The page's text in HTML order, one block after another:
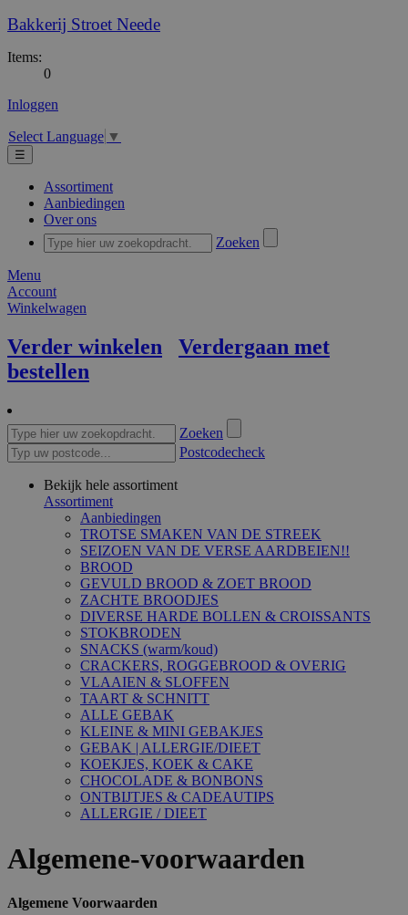
Bakkerij Stroet Neede
Items:
0
Inloggen
Select Language ▼
☰
Assortiment
Aanbiedingen
Over ons
Zoeken
Menu
Account
Winkelwagen
Verder winkelen
Verdergaan met
bestellen
Zoeken
Postcodecheck
Bekijk hele assortiment
Assortiment
Aanbiedingen
TROTSE SMAKEN VAN DE STREEK
SEIZOEN VAN DE VERSE AARDBEIEN!!
BROOD
GEVULD BROOD & ZOET BROOD
ZACHTE BROODJES
DIVERSE HARDE BOLLEN & CROISSANTS
STOKBRODEN
SNACKS (warm/koud)
CRACKERS, ROGGEBROOD & OVERIG
VLAAIEN & SLOFFEN
TAART & SCHNITT
ALLE GEBAK
KLEINE & MINI GEBAKJES
GEBAK | ALLERGIE/DIEET
KOEKJES, KOEK & CAKE
CHOCOLADE & BONBONS
ONTBIJTJES & CADEAUTIPS
ALLERGIE / DIEET
Algemene-voorwaarden
Algemene Voorwaarden